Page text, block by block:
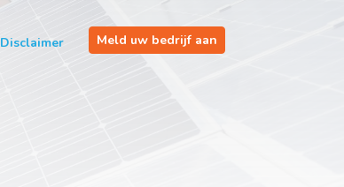
Disclaimer Meld uw bedrijf aan